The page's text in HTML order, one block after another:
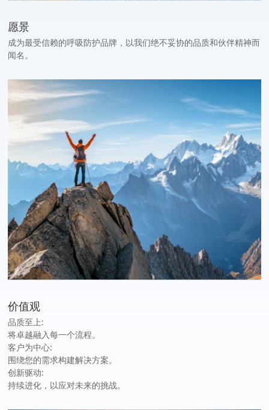
愿景
成为最受信赖的呼吸防护品牌，以我们绝不妥协的品质和伙伴精神而
闻名。
价值观
品质至上:
将卓越融入每一个流程。
客户为中心:
围绕您的需求构建解决方案。
创新驱动:
持续进化，以应对未来的挑战。